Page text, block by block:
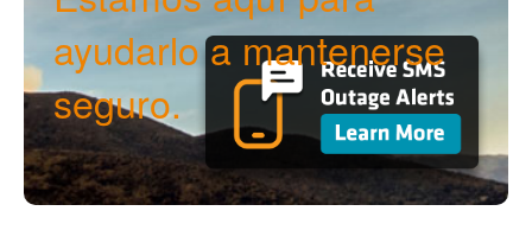
ayudarlo a mantenerse
seguro.